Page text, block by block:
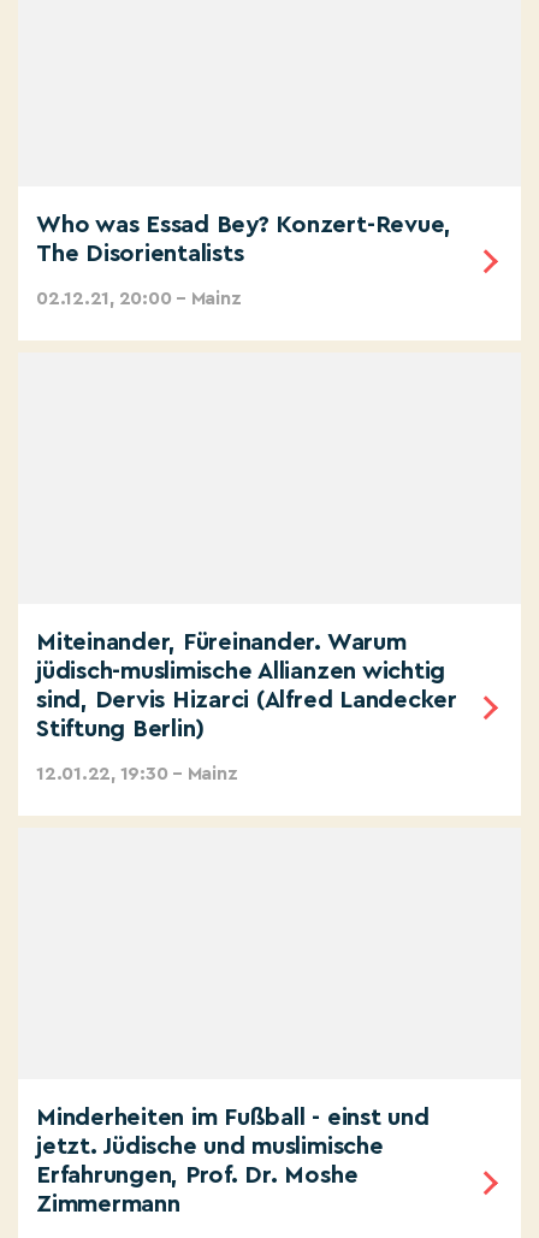
Who was Essad Bey? Konzert-Revue,
The Disorientalists
02.12.21, 20:00 – Mainz
Miteinander, Füreinander. Warum
jüdisch-muslimische Allianzen wichtig
sind, Dervis Hizarci (Alfred Landecker
Stiftung Berlin)
12.01.22, 19:30 – Mainz
Minderheiten im Fußball - einst und
jetzt. Jüdische und muslimische
Erfahrungen, Prof. Dr. Moshe
Zimmermann